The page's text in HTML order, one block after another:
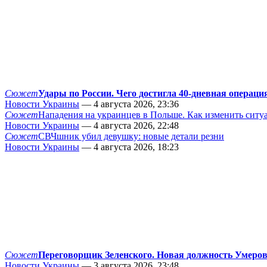
СюжетУдары по России. Чего достигла 40-дневная
Новости Украины — 4 августа 2026, 23:36
СюжетНападения на украинцев в Польше. Как изменить
Новости Украины — 4 августа 2026, 22:48
СюжетСВЧшник убил девушку: новые детали резни
Новости Украины — 4 августа 2026, 18:23
СюжетПереговорщик Зеленского. Новая должность